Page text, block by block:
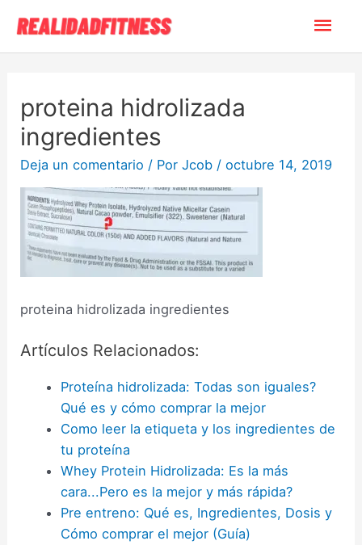
proteina hidrolizada
ingredientes
Deja un comentario / PorJcob /octubre 14, 2019
proteina hidrolizada ingredientes
Artículos Relacionados:
Proteína hidrolizada: Todas son iguales?
Qué es y cómo comprar la mejor
Como leer la etiqueta y los ingredientes de
tu proteína
Whey Protein Hidrolizada: Es la más
cara...Pero es la mejor y más rápida?
Pre entreno: Qué es, Ingredientes, Dosis y
Cómo comprar el mejor (Guía)